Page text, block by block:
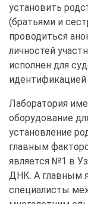
установить
(братьями и
проводиться
личностей
исполнен для
идентификацией
Лаборатория
оборудование
установление
главным
является №1 в
ДНК. А главным
специалисты